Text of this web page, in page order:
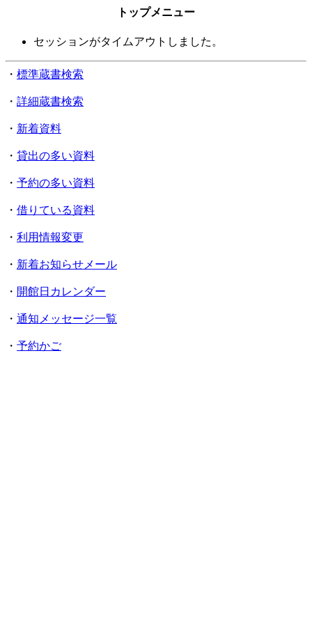
トップメニュー
セッションがタイムアウトしました。
・ 標準蔵書検索
・ 詳細蔵書検索
・ 新着資料
・ 貸出の多い資料
・ 予約の多い資料
・ 借りている資料
・ 利用情報変更
・ 新着お知らせメール
・ 開館日カレンダー
・ 通知メッセージ一覧
・ 予約かご